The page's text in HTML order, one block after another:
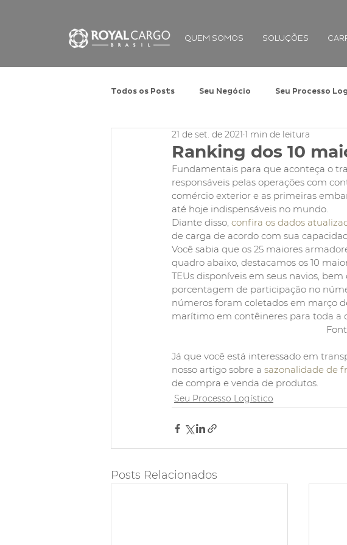
QUEM SOMOS SOLUÇÕES
Todos os Posts Seu Negócio Seu Processo
Ranking dos 10
21 de set. de 2021 1 min de leitura
Fundamentais para que aconteça o
responsáveis pelas operações com
comércio exterior e as primeiras
até hoje indispensáveis no mundo.
Diante disso, confira os dados
de carga de acordo com sua
Você sabia que os 25 maiores
quadro abaixo, destacamos os 10
TEUs disponíveis em seus navios,
porcentagem de participação no
números foram coletados em março
marítimo em contêineres para toda a
Já que você está interessado em
nosso artigo sobre a sazonalidade de
de compra e venda de produtos.
Seu Processo Logístico
Posts Relacionados